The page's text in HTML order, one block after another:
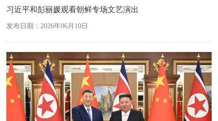
习近平和彭丽媛观看朝鲜专场文艺演出
发布日期：2026年06月10日